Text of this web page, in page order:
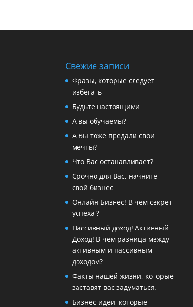
Свежие записи
Фразы, которые следует
избегать
Будьте настоящими
А вы обучаемы?
А Вы тоже предали свои
мечты?
Что Вас останавливает?
Cрочно для Вас, начните
свой бизнес
Онлайн Бизнес! В чем секрет
успеха ?
Пассивный доход! Активный
Доход! В чем разница между
активным и пассивным
доходом?
Факты нашей жизни, которые
заставят вас задуматься.
Бизнес-идеи, которые